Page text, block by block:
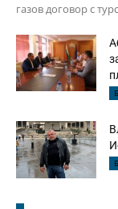
газов договор с